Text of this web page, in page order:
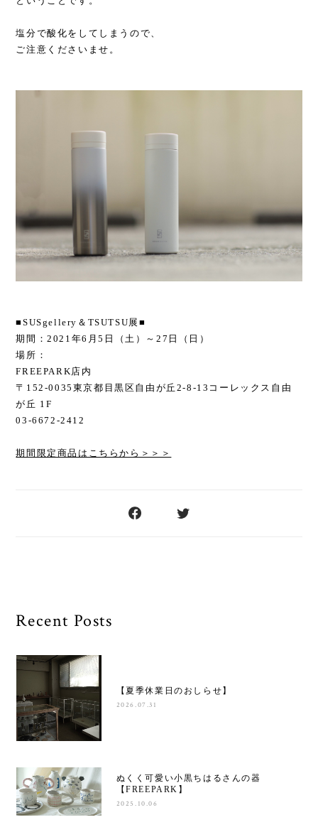
塩分で酸化をしてしまうので、
ご注意くださいませ。
■SUSgellery＆TSUTSU展■
期間：2021年6月5日（土）～27日（日）
場所：
FREEPARK店内
〒152-0035東京都目黒区自由が丘2-8-13コーレックス自由
が丘 1F
03-6672-2412
期間限定商品はこちらから＞＞＞
Recent Posts
【夏季休業日のおしらせ】
2026.07.31
ぬくく可愛い小黒ちはるさんの器
【FREEPARK】
2025.10.06